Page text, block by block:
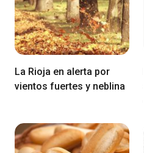
La Rioja en alerta por
vientos fuertes y neblina